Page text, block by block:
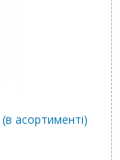
асортименті)